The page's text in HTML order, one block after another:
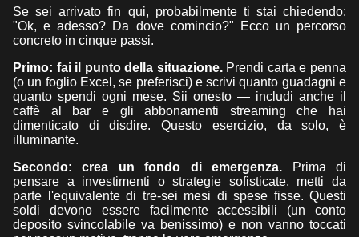
Se sei arrivato fin qui, probabilmente ti stai chiedendo:
"Ok, e adesso? Da dove comincio?" Ecco un percorso
concreto in cinque passi.
Primo: fai il punto della situazione.Prendi carta e penna
(o un foglio Excel, se preferisci) e scrivi quanto guadagni e
quanto spendi ogni mese. Sii onesto — includi anche il
caffè al bar e gli abbonamenti streaming che hai
dimenticato di disdire. Questo esercizio, da solo, è
illuminante.
Secondo: crea un fondo di emergenza. Prima di
pensare a investimenti o strategie sofisticate, metti da
parte l'equivalente di tre-sei mesi di spese fisse. Questi
soldi devono essere facilmente accessibili (un conto
deposito svincolabile va benissimo) e non vanno toccati